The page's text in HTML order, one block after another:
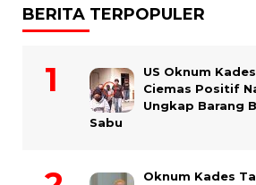
BERITA TERPOPULER
US Oknum
Ciemas Positif
Ungkap Barang
Sabu
Oknum Kades